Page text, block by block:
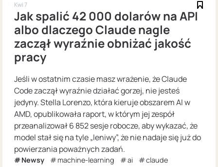
Kwi 7
Jak spalić 42 000 dolarów na API
albo dlaczego Claude nagle
zaczął wyraźnie obniżać jakość
pracy
Jeśli w ostatnim czasie masz wrażenie, że Claude
Code zaczął wyraźnie działać gorzej, nie jesteś
jedyny. Stella Lorenzo, która kieruje obszarem AI w
AMD, opublikowała raport, w którym jej zespół
przeanalizował 6 852 sesje robocze, aby wykazać, że
model stał się na tyle „leniwy”, że nie nadaje się już do
powierzania poważnych zadań.
Newsy machine-learning ai
claude